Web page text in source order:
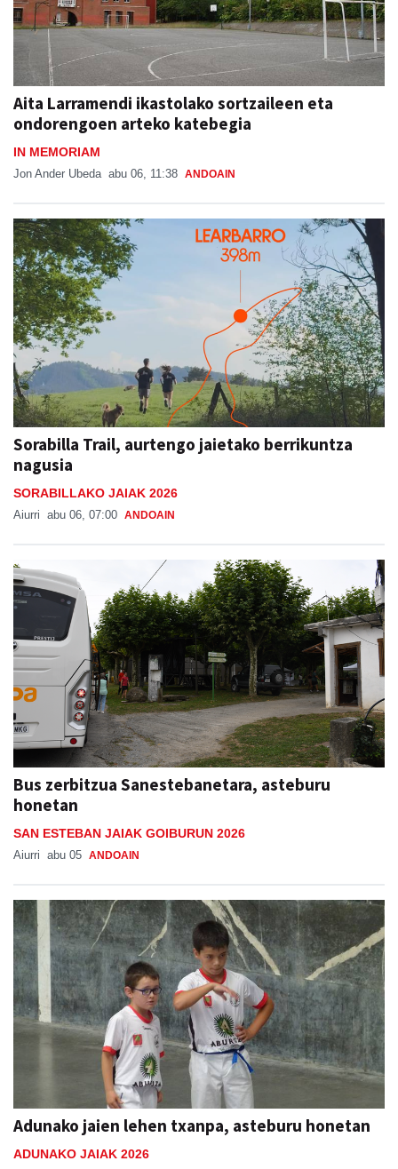
Aita Larramendi ikastolako sortzaileen eta
ondorengoen arteko katebegia
IN MEMORIAM
Jon Ander Ubeda abu 06, 11:38 ANDOAIN
Sorabilla Trail, aurtengo jaietako berrikuntza
nagusia
SORABILLAKO JAIAK 2026
Aiurri abu 06, 07:00 ANDOAIN
Bus zerbitzua Sanestebanetara, asteburu
honetan
SAN ESTEBAN JAIAK GOIBURUN 2026
Aiurri abu 05 ANDOAIN
Adunako jaien lehen txanpa, asteburu honetan
ADUNAKO JAIAK 2026